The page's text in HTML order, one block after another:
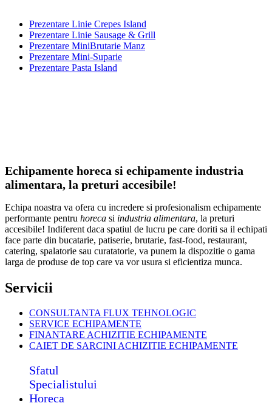
Prezentare Linie Crepes Island
Prezentare Linie Sausage & Grill
Prezentare MiniBrutarie Manz
Prezentare Mini-Suparie
Prezentare Pasta Island
Echipamente horeca si echipamente industria
alimentara, la preturi accesibile!
Echipa noastra va ofera cu incredere si profesionalism echipamente
performante pentru horeca si industria alimentara, la preturi
accesibile! Indiferent daca spatiul de lucru pe care doriti sa il echipati
face parte din bucatarie, patiserie, brutarie, fast-food, restaurant,
catering, spalatorie sau curatatorie, va punem la dispozitie o gama
larga de produse de top care va vor usura si eficientiza munca.
Servicii
CONSULTANTA FLUX TEHNOLOGIC
SERVICE ECHIPAMENTE
FINANTARE ACHIZITIE ECHIPAMENTE
CAIET DE SARCINI ACHIZITIE ECHIPAMENTE
Sfatul
Specialistului
Horeca